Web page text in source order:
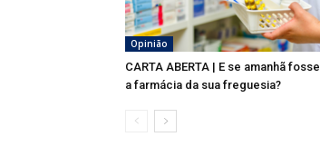
Opinião
CARTA ABERTA | E se amanhã fosse
a farmácia da sua freguesia?